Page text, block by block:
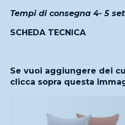
Tempi di consegna 4- 5
SCHEDA TECNICA
Se vuoi aggiungere dei
clicca sopra questa